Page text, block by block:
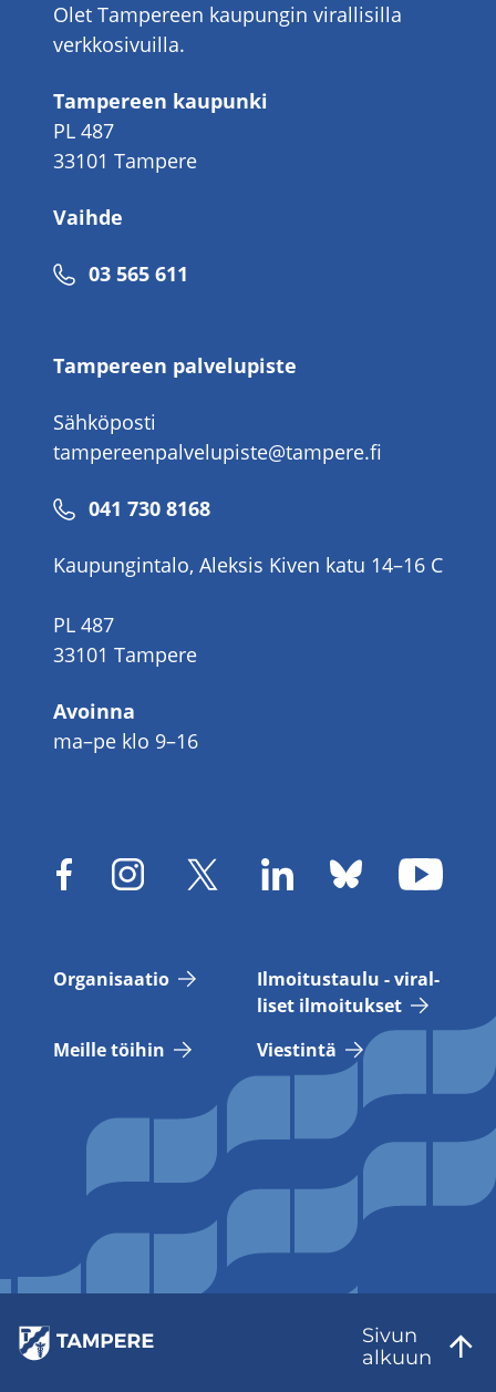
Olet Tampereen kaupungin virallisilla
verkkosivuilla.
Tampereen kaupunki
PL 487
33101 Tampere
Vaihde
Puhelinnumero
03 565 611
Tampereen palvelupiste
Sähköposti
tampereenpalvelupiste@tampere.fi
Puhelinnumero
041 730 8168
Kaupungintalo, Aleksis Kiven katu 14–16 C
PL 487
33101 Tampere
Avoinna
ma–pe klo 9–16
Or­ga­ni­saa­tio
Il­moi­tus­tau­lu - vi­ral­
li­set il­moi­tuk­set
Meil­le töi­hin
Vies­tin­tä
Sivun
al­kuun